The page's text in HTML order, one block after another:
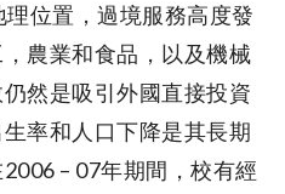
位置，過境服務高度發
農業和食品，以及機械
然是吸引外國直接投資
率和人口下降是其長期
– 07年期間，校有經